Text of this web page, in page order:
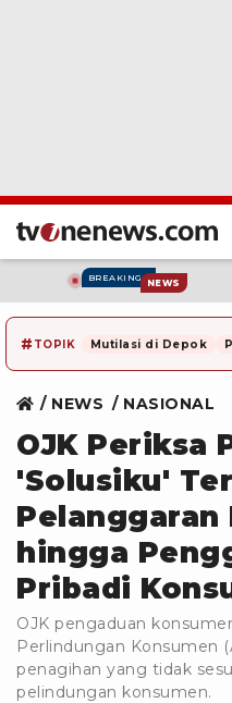
BREAKING NEWS
# TOPIK Mutilasi di Depok
NEWS NASIONAL
OJK Periksa
'Solusiku'
Pelanggaran
hingga
Pribadi
OJK pengaduan
Perlindungan Konsumen
penagihan yang tidak
pelindungan konsumen.